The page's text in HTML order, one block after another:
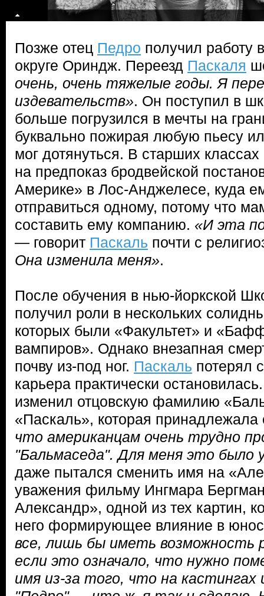
Позже отец Педро получил работу
округе Ориндж. Переезд Паскаля
очень, очень тяжелые годы. Я
издевательств». Он поступил в
больше погрузился в мечты на
буквально пожирая любую пьесу
мог дотянуться. В старших
на предпоказ бродвейской
Америке» в Лос-Анджелесе, куда
отправиться одному, потому что
составить ему компанию. «И эта
— говорит Паскаль почти с
Она изменила меня».
После обучения в нью-йоркской
получил роли в нескольких
которых были «Факультет» и
вампиров». Однако внезапная
почву из-под ног. Паскаль потерял
карьера практически
изменил отцовскую фамилию
«Паскаль», которая
что американцам очень трудно
"Бальмаседа". Для меня это было
даже пытался сменить имя на
уважения фильму Ингмара
Александр», одной из тех картин,
него формирующее влияние в
все, лишь бы иметь
если это означало, что нужно
имя из-за того, что на кастингах